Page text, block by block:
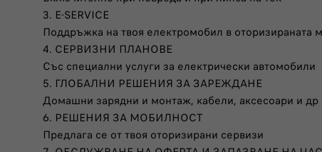
3. E-SERVICE
Поддръжка на твоя електромобил в оторизираната
4. СЕРВИЗНИ ПЛАНОВЕ
Със специални услуги за електрически автомобили
5. ГЛОБАЛНИ РЕШЕНИЯ ЗА ЗАРЕЖДАНЕ
Домашни зарядни и монтаж, кабели, аксесоари и др
6. РЕШЕНИЯ ЗА МОБИЛНОСТ
Предлага се от твоя оторизирани сервизи